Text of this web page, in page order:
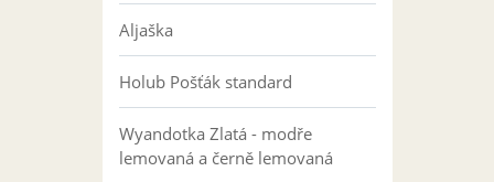
Aljaška
Holub Pošťák standard
Wyandotka Zlatá - modře
lemovaná a černě lemovaná